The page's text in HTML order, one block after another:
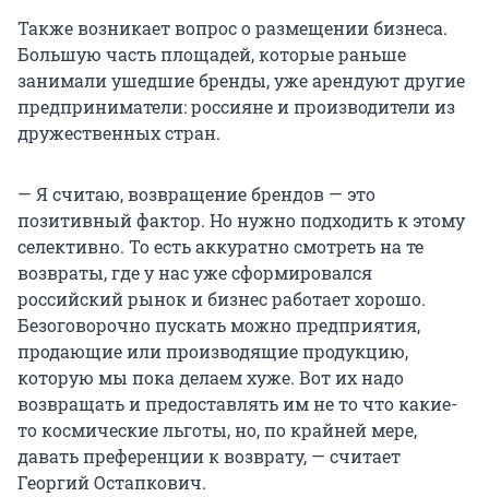
Также возникает вопрос о размещении бизнеса.
Большую часть площадей, которые раньше
занимали ушедшие бренды, уже арендуют другие
предприниматели: россияне и производители из
дружественных стран.
— Я считаю, возвращение брендов — это
позитивный фактор. Но нужно подходить к этому
селективно. То есть аккуратно смотреть на те
возвраты, где у нас уже сформировался
российский рынок и бизнес работает хорошо.
Безоговорочно пускать можно предприятия,
продающие или производящие продукцию,
которую мы пока делаем хуже. Вот их надо
возвращать и предоставлять им не то что какие-
то космические льготы, но, по крайней мере,
давать преференции к возврату, — считает
Георгий Остапкович.